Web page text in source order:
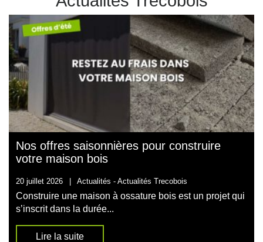
Nos offres saisonnières pour construire
votre maison bois
20 juillet 2026 Actualités - Actualités Trecobois
Construire une maison à ossature bois est un projet qui
s’inscrit dans la durée...
Lire la suite